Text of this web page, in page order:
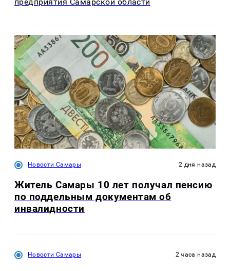
Новости Самары 2 дня назад
Житель Самары 10 лет получал пенсию
по поддельным документам об
инвалидности
Новости Самары 2 часа назад